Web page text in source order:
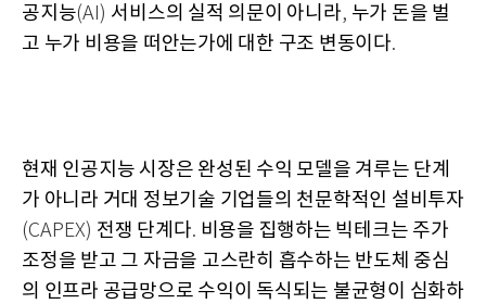
공지능(AI) 서비스의 실적 의문이 아니라, 누가 돈을 벌
고 누가 비용을 떠안는가에 대한 구조 변동이다.
현재 인공지능 시장은 완성된 수익 모델을 겨루는 단계
가 아니라 거대 정보기술 기업들의 천문학적인 설비투자
(CAPEX) 전쟁 단계다. 비용을 집행하는 빅테크는 주가
조정을 받고 그 자금을 고스란히 흡수하는 반도체 중심
의 인프라 공급망으로 수익이 독식되는 불균형이 심화하